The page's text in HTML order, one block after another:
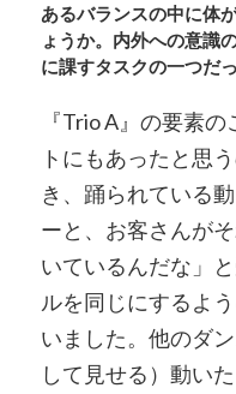
あるバランスの中に体
ょうか。内外への意識
に課すタスクの一つだ
『Trio A』の要素
トにもあったと思
き、踊られている
ーと、お客さんが
いているんだな」
ルを同じにするよ
いました。他のダ
して見せる）動い